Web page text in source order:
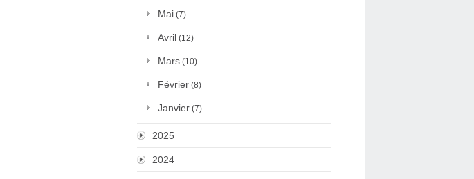
Mai (7)
Avril (12)
Mars (10)
Février (8)
Janvier (7)
2025
2024